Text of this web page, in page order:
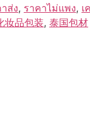
ส่ง, ราคาไม่แพง, เ
妆品包装, 泰国包材